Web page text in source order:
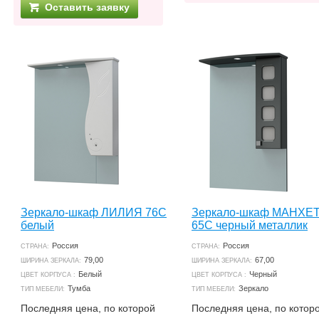
Оставить заявку
Зеркало-шкаф ЛИЛИЯ 76С
белый
СТРАНА: Россия
ШИРИНА ЗЕРКАЛА: 79,00
ЦВЕТ КОРПУСА : Белый
ТИП МЕБЕЛИ: Тумба
Последняя цена, по которой
Зеркало-шкаф
65С черный металлик
СТРАНА: Россия
ШИРИНА ЗЕРКАЛА: 67,00
ЦВЕТ КОРПУСА : Черный
ТИП МЕБЕЛИ: Зеркало
Последняя цена, по